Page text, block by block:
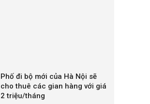
Phố đi bộ mới của Hà Nội sẽ
cho thuê các gian hàng với giá
2 triệu/tháng